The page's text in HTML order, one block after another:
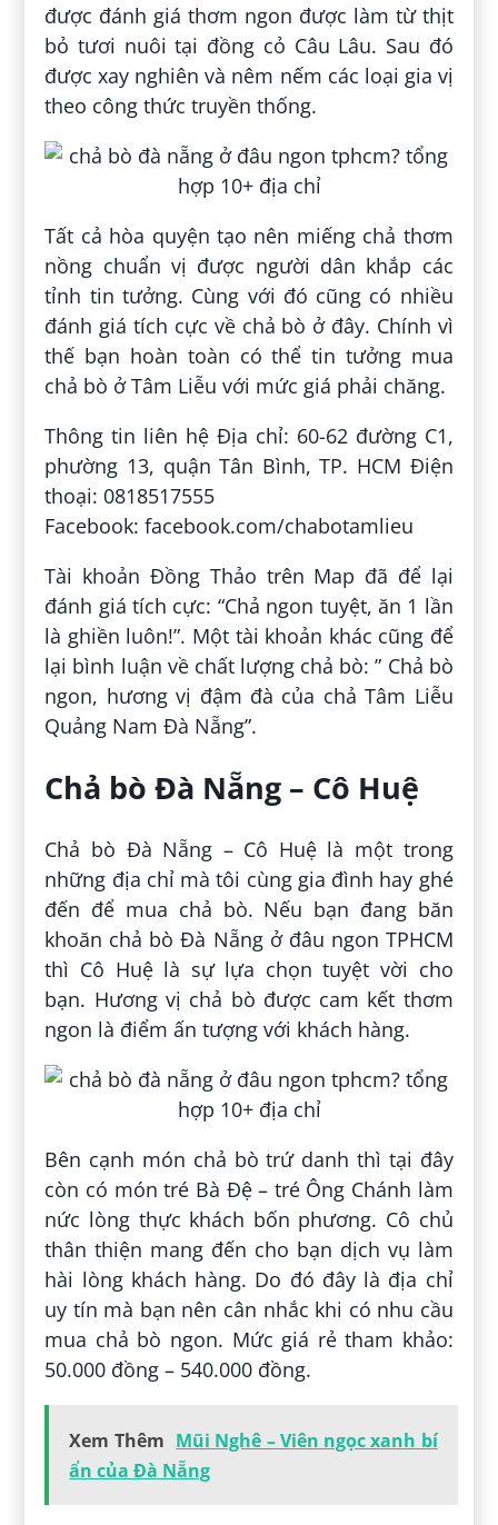
được đánh giá thơm ngon được làm từ thịt
bỏ tươi nuôi tại đồng cỏ Câu Lâu. Sau đó
được xay nghiên và nêm nếm các loại gia vị
theo công thức truyền thống.
Tất cả hòa quyện tạo nên miếng chả thơm
nồng chuẩn vị được người dân khắp các
tỉnh tin tưởng. Cùng với đó cũng có nhiều
đánh giá tích cực về chả bò ở đây. Chính vì
thế bạn hoàn toàn có thể tin tưởng mua
chả bò ở Tâm Liễu với mức giá phải chăng.
Thông tin liên hệ Địa chỉ: 60-62 đường C1,
phường 13, quận Tân Bình, TP. HCM Điện
thoại: 0818517555
Facebook: facebook.com/chabotamlieu
Tài khoản Đồng Thảo trên Map đã để lại
đánh giá tích cực: “Chả ngon tuyệt, ăn 1 lần
là ghiền luôn!”. Một tài khoản khác cũng để
lại bình luận về chất lượng chả bò: ” Chả bò
ngon, hương vị đậm đà của chả Tâm Liễu
Quảng Nam Đà Nẵng”.
Chả bò Đà Nẵng – Cô Huệ
Chả bò Đà Nẵng – Cô Huệ là một trong
những địa chỉ mà tôi cùng gia đình hay ghé
đến để mua chả bò. Nếu bạn đang băn
khoăn chả bò Đà Nẵng ở đâu ngon TPHCM
thì Cô Huệ là sự lựa chọn tuyệt vời cho
bạn. Hương vị chả bò được cam kết thơm
ngon là điểm ấn tượng với khách hàng.
Bên cạnh món chả bò trứ danh thì tại đây
còn có món tré Bà Đệ – tré Ông Chánh làm
nức lòng thực khách bốn phương. Cô chủ
thân thiện mang đến cho bạn dịch vụ làm
hài lòng khách hàng. Do đó đây là địa chỉ
uy tín mà bạn nên cân nhắc khi có nhu cầu
mua chả bò ngon. Mức giá rẻ tham khảo:
50.000 đồng – 540.000 đồng.
Xem Thêm Mũi Nghê – Viên ngọc xanh bí
ẩn của Đà Nẵng